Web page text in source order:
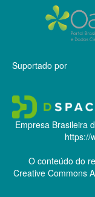
Suportado por
Empresa Brasileira
https://
O conteúdo do
Creative Commons